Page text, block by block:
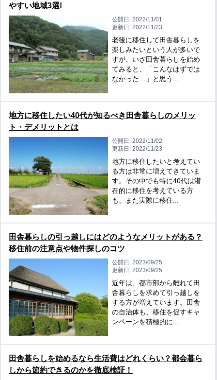
やすい地域3選!
公開日: 2022/11/01
更新日: 2022/11/23
老後に移住して田舎暮らしを
楽しみたいという人が多いで
すが、いざ田舎暮らしを始め
てみると、「こんなはずでは
なかった…」と思う...
地方に移住したい40代が知るべき田舎暮らしのメリッ
ト・デメリットとは
公開日: 2022/11/02
更新日: 2022/11/23
地方に移住したいと考えてい
る方は非常に増えてきていま
す。その中でも特に40代は潜
在的に移住を考えている方
も、また実際に移住...
田舎暮らしの引っ越しにはどのようなメリットがある？
移住前の注意点や物件探しのコツ
公開日: 2023/09/25
更新日: 2023/09/25
近年は、都市部から離れて田
舎暮らしを求めて引っ越しを
する方が増えています。田舎
の自治体も、移住を促すキャ
ンペーンを積極的に...
田舎暮らしを始めるなら生活費はどれくらい？都会暮ら
しから節約できるのかを徹底検証！